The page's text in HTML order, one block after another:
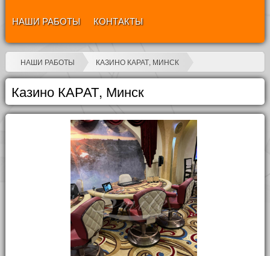
НАШИ РАБОТЫ КОНТАКТЫ
НАШИ РАБОТЫ КАЗИНО КАРАТ, МИНСК
Казино КАРАТ, Минск